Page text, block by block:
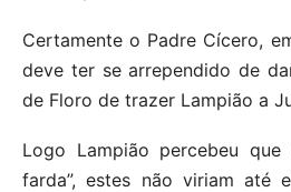
Certamente o Padre Cícero,
deve ter se arrependido de
de Floro de trazer Lampião a
Logo Lampião percebeu
farda”, estes não viriam até